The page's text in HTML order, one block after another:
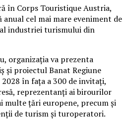
în Corps Touristique Austria,
anual cel mai mare eveniment de
industriei turismului din
organizația va prezenta
și proiectul Banat Regiune
în fața a 300 de invitați,
reprezentanți ai birourilor
multe țări europene, precum și
de turism și turoperatori.